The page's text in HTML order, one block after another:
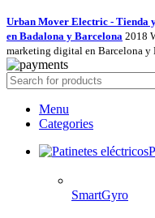
Urban Mover Electric - Tienda
en Badalona y Barcelona 2018
marketing digital en Barcelona y
Menu
Categories
SmartGyro